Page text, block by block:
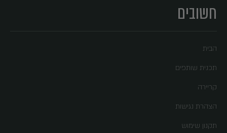
חשובים
הבית
תכנית שותפים
קריירה
הצהרת נגישות
תקנון שימוש